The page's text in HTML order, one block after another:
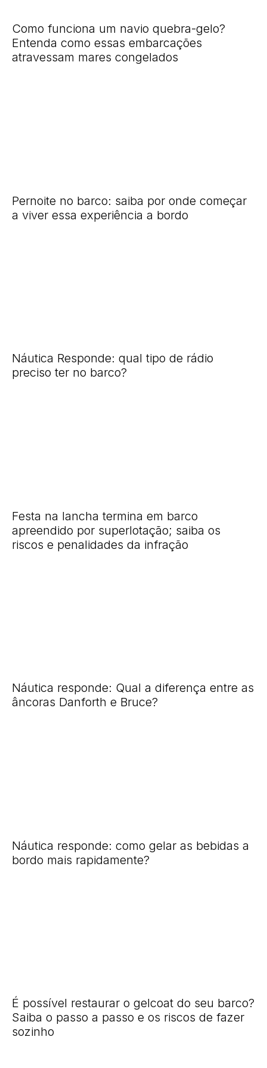
Como funciona um navio quebra-gelo?
Entenda como essas embarcações
atravessam mares congelados
Pernoite no barco: saiba por onde começar
a viver essa experiência a bordo
Náutica Responde: qual tipo de rádio
preciso ter no barco?
Festa na lancha termina em barco
apreendido por superlotação; saiba os
riscos e penalidades da infração
Náutica responde: Qual a diferença entre as
âncoras Danforth e Bruce?
Náutica responde: como gelar as bebidas a
bordo mais rapidamente?
É possível restaurar o gelcoat do seu barco?
Saiba o passo a passo e os riscos de fazer
sozinho